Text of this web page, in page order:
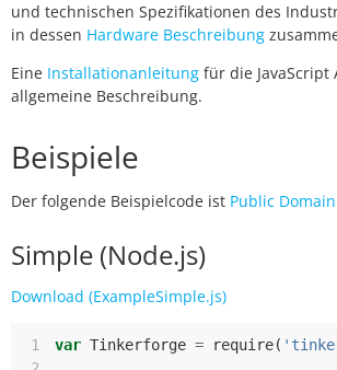
und technischen Spezifikationen des
in dessen Hardware Beschreibung
Eine Installationanleitung für die JavaScript
allgemeine Beschreibung.
Beispiele
Der folgende Beispielcode ist Public Domain
Simple (Node.js)
Download (ExampleSimple.js)
1 var Tinkerforge = require(